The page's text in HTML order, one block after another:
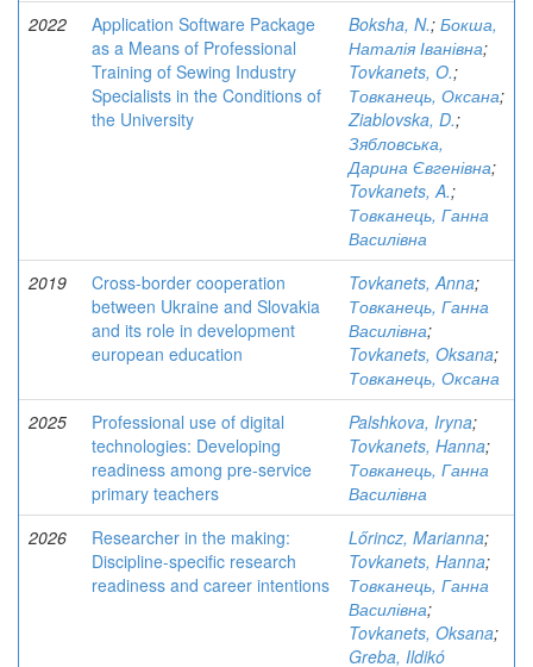
2022
Application Software Package
as a Means of Professional
Training of Sewing Industry
Specialists in the Conditions of
the University
Boksha, N.; Бокша,
Наталія Іванівна;
Tovkanets, O.;
Товканець, Оксана;
Ziablovska, D.;
Зябловська,
Дарина Євгенівна;
Tovkanets, A.;
Товканець, Ганна
Василівна
2019
Cross-border cooperation
between Ukraine and Slovakia
and its role in development
european education
Tovkanets, Anna;
Товканець, Ганна
Василівна;
Tovkanets, Oksana;
Товканець, Оксана
2025
Professional use of digital
technologies: Developing
readiness among pre-service
primary teachers
Palshkova, Iryna;
Tovkanets, Hanna;
Товканець, Ганна
Василівна
2026
Researcher in the making:
Discipline-specific research
readiness and career intentions
Lőrincz, Marianna;
Tovkanets, Hanna;
Товканець, Ганна
Василівна;
Tovkanets, Oksana;
Greba, Ildikó